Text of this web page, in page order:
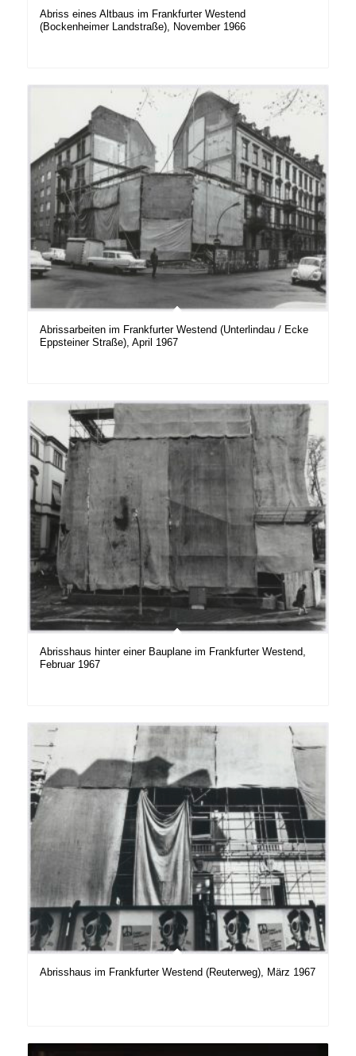
Abriss eines Altbaus im Frankfurter Westend
(Bockenheimer Landstraße), November 1966
Abrissarbeiten im Frankfurter Westend (Unterlindau / Ecke
Eppsteiner Straße), April 1967
Abrisshaus hinter einer Bauplane im Frankfurter Westend,
Februar 1967
Abrisshaus im Frankfurter Westend (Reuterweg), März 1967